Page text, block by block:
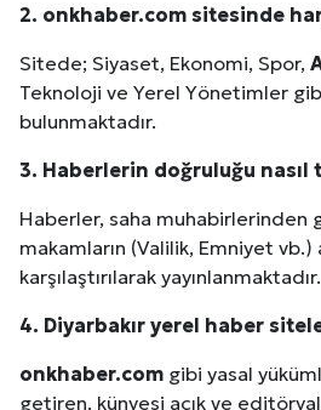
2. onkhaber.com sitesinde
Sitede; Siyaset, Ekonomi, Spor,
Teknoloji ve Yerel Yönetimler
bulunmaktadır.
3. Haberlerin doğruluğu nasıl
Haberler, saha muhabirlerinden
makamların (Valilik, Emniyet vb.)
karşılaştırılarak yayınlanmaktadır.
4. Diyarbakır yerel haber
onkhaber.com gibi yasal
getiren, künyesi açık ve
Site İçi (On-Page) SEO